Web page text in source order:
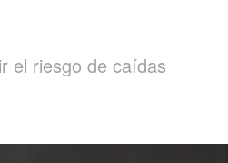
el riesgo de caídas